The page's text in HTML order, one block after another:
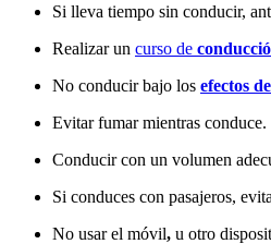
Si lleva tiempo sin conducir,
Realizar un curso de
No conducir bajo los efectos
Evitar fumar mientras conduce.
Conducir con un volumen
Si conduces con pasajeros,
No usar el móvil, u otro